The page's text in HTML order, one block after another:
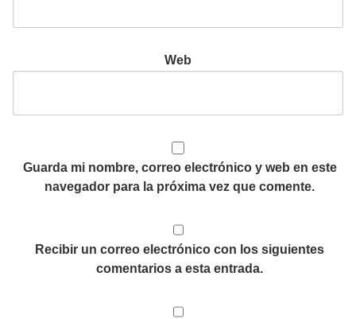
Web
Guarda mi nombre, correo electrónico y web en este
navegador para la próxima vez que comente.
Recibir un correo electrónico con los siguientes
comentarios a esta entrada.